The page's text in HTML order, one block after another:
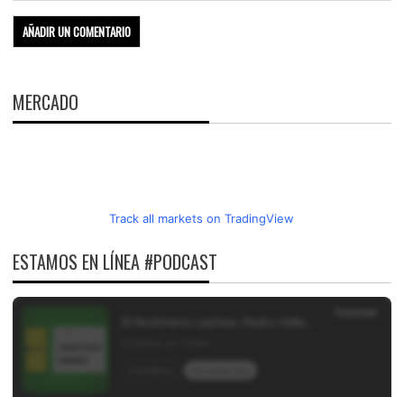
MERCADO
Track all markets on TradingView
ESTAMOS EN LÍNEA #PODCAST